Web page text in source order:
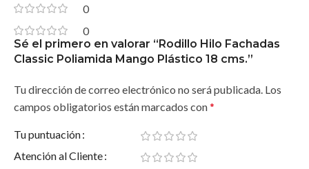
0
0
Sé el primero en valorar “Rodillo Hilo Fachadas
Classic Poliamida Mango Plástico 18 cms.”
Tu dirección de correo electrónico no será publicada. Los
campos obligatorios están marcados con*
Tu puntuación
Atención al Cliente